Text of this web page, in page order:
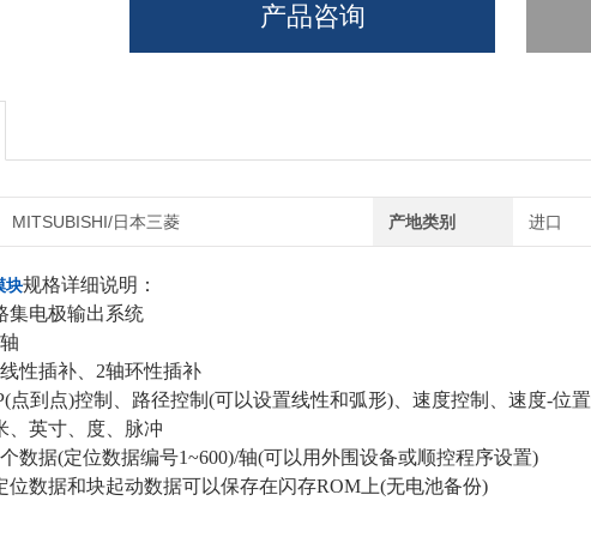
产品咨询
MITSUBISHI/日本三菱 产地类别 进口
块规格详细说明：
集电极输出系统
性插补、2轴环性插补
点到点)控制、路径控制(可以设置线性和弧形)、速度控制、速度-位
、英寸、度、脉冲
个数据(定位数据编号1~600)/轴(可以用外围设备或顺控程序设置)
位数据和块起动数据可以保存在闪存ROM上(无电池备份)